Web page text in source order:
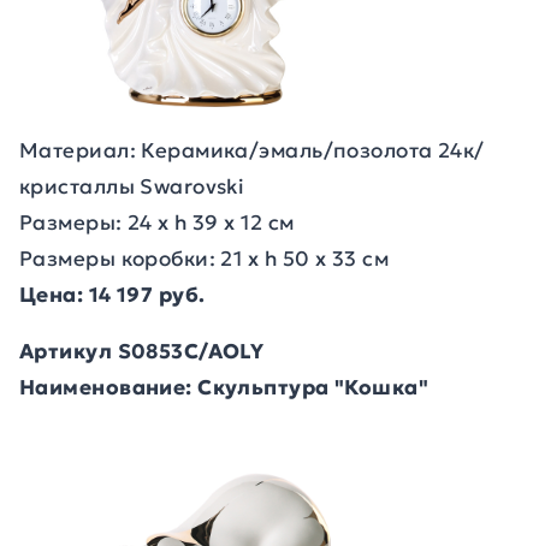
Материал: Керамика/эмаль/позолота 24к/
кристаллы Swarovski
Размеры: 24 х h 39 x 12 см
Размеры коробки: 21 х h 50 x 33 см
Цена: 14 197 руб.
Артикул S0853C/AOLY
Наименование: Скульптура "Кошка"